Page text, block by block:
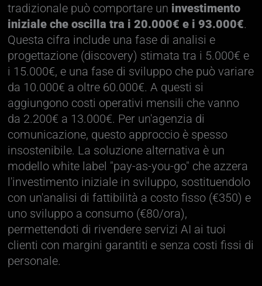
tradizionale può comportare un investimento
iniziale che oscilla tra i 20.000€ e i 93.000€.
Questa cifra include una fase di analisi e
progettazione (discovery) stimata tra i 5.000€ e
i 15.000€, e una fase di sviluppo che può variare
da 10.000€ a oltre 60.000€. A questi si
aggiungono costi operativi mensili che vanno
da 2.200€ a 13.000€. Per un'agenzia di
comunicazione, questo approccio è spesso
insostenibile. La soluzione alternativa è un
modello white label "pay-as-you-go" che azzera
l'investimento iniziale in sviluppo, sostituendolo
con un'analisi di fattibilità a costo fisso (€350) e
uno sviluppo a consumo (€80/ora),
permettendoti di rivendere servizi AI ai tuoi
clienti con margini garantiti e senza costi fissi di
personale.